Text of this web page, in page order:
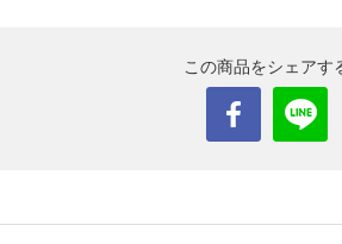
この商品をシェアす